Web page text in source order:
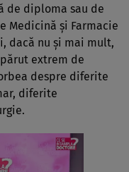
de diploma sau de
Medicină şi Farmacie
dacă nu şi mai mult,
extrem de
despre diferite
diferite